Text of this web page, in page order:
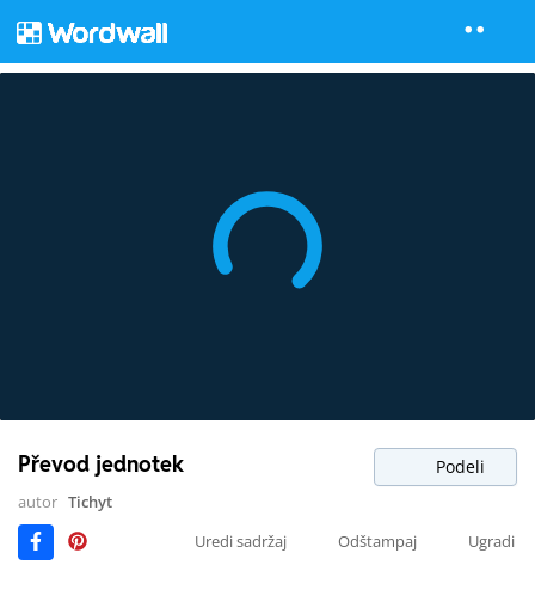
Převod jednotek Podeli
autor Tichyt
Uredi sadržaj
Odštampaj Ugradi